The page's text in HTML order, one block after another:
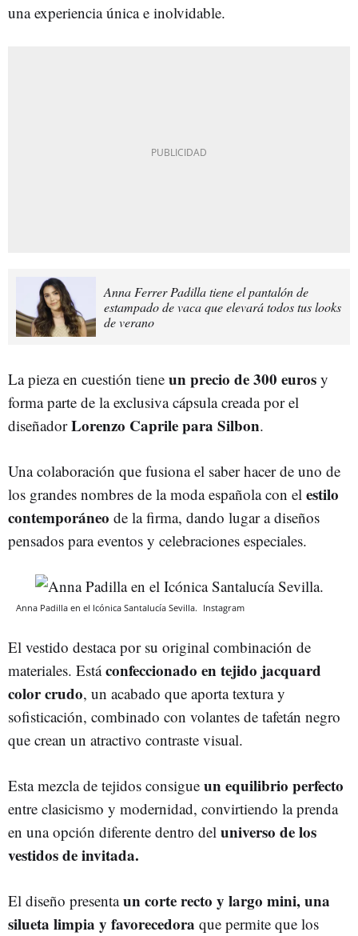
una experiencia única e inolvidable.
Anna Ferrer Padilla tiene el pantalón de
estampado de vaca que elevará todos tus looks
de verano
La pieza en cuestión tiene un precio de 300 euros y
forma parte de la exclusiva cápsula creada por el
diseñadorLorenzo Caprile para Silbon.
Una colaboración que fusiona el saber hacer de uno de
los grandes nombres de la moda española con el estilo
contemporáneo de la firma, dando lugar a diseños
pensados para eventos y celebraciones especiales.
Anna Padilla en el Icónica Santalucía Sevilla. Instagram
El vestido destaca por su original combinación de
materiales. Estáconfeccionado en tejido jacquard
color crudo, un acabado que aporta textura y
sofisticación, combinado con volantes de tafetán negro
que crean un atractivo contraste visual.
Esta mezcla de tejidos consigue un equilibrio perfecto
entre clasicismo y modernidad, convirtiendo la prenda
en una opción diferente dentro del universo de los
vestidos de invitada.
El diseño presentaun corte recto y largo mini, una
silueta limpia y favorecedora que permite que los